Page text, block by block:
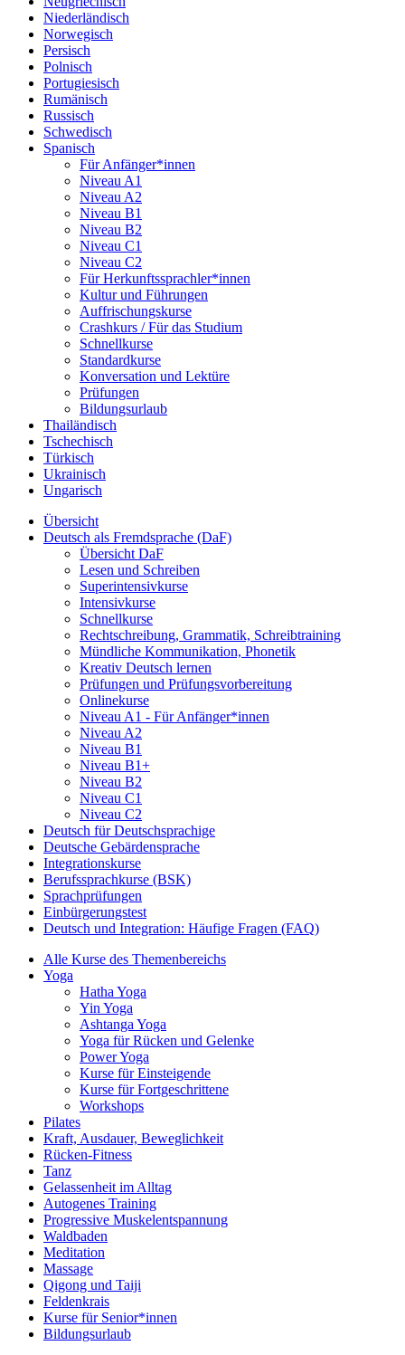
Niederländisch
Norwegisch
Persisch
Polnisch
Portugiesisch
Rumänisch
Russisch
Schwedisch
Spanisch
Für Anfänger*innen
Niveau A1
Niveau A2
Niveau B1
Niveau B2
Niveau C1
Niveau C2
Für Herkunftssprachler*innen
Kultur und Führungen
Auffrischungskurse
Crashkurs / Für das Studium
Schnellkurse
Standardkurse
Konversation und Lektüre
Prüfungen
Bildungsurlaub
Thailändisch
Tschechisch
Türkisch
Ukrainisch
Ungarisch
Übersicht
Deutsch als Fremdsprache (DaF)
Übersicht DaF
Lesen und Schreiben
Superintensivkurse
Intensivkurse
Schnellkurse
Rechtschreibung, Grammatik, Schreibtraining
Mündliche Kommunikation, Phonetik
Kreativ Deutsch lernen
Prüfungen und Prüfungsvorbereitung
Onlinekurse
Niveau A1 - Für Anfänger*innen
Niveau A2
Niveau B1
Niveau B1+
Niveau B2
Niveau C1
Niveau C2
Deutsch für Deutschsprachige
Deutsche Gebärdensprache
Integrationskurse
Berufssprachkurse (BSK)
Sprachprüfungen
Einbürgerungstest
Deutsch und Integration: Häufige Fragen (FAQ)
Alle Kurse des Themenbereichs
Yoga
Hatha Yoga
Yin Yoga
Ashtanga Yoga
Yoga für Rücken und Gelenke
Power Yoga
Kurse für Einsteigende
Kurse für Fortgeschrittene
Workshops
Pilates
Kraft, Ausdauer, Beweglichkeit
Rücken-Fitness
Tanz
Gelassenheit im Alltag
Autogenes Training
Progressive Muskelentspannung
Waldbaden
Meditation
Massage
Qigong und Taiji
Feldenkrais
Kurse für Senior*innen
Bildungsurlaub